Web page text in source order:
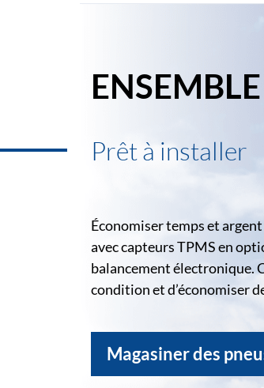
ENSEMBLE
Prêt à installer
Économiser temps et
avec capteurs TPMS en
balancement électronique.
condition et d’économiser
Magasiner des